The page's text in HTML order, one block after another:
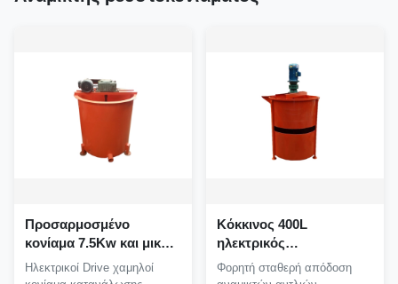
Προσαρμοσμένο
κονίαμα 7.5Kw και μικρή
κατανάλωση ενέργειας
αντλιών αναμικτών
Ηλεκτρικοί Drive χαμηλοί
Κόκκινος 400L
ηλεκτρικός
ρευστοκονιάματος
αναμίκτης αντλιών
Φορητή σταθερή απόδοση